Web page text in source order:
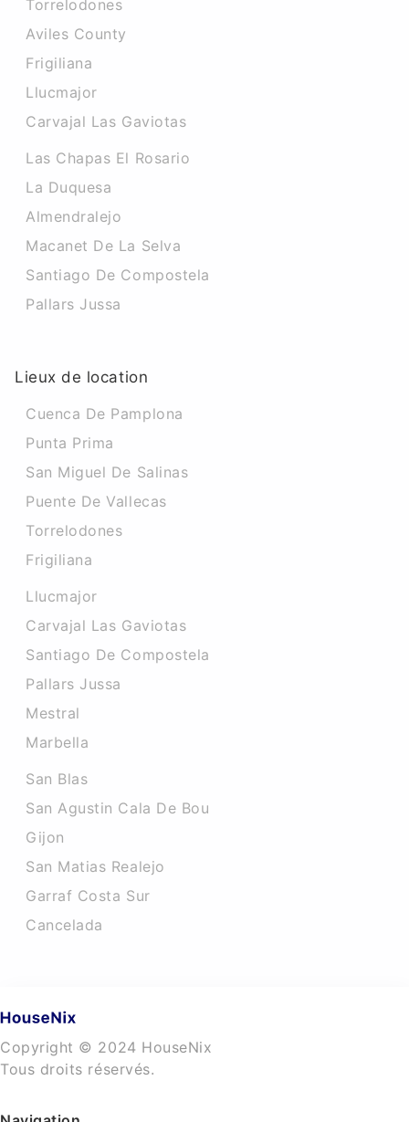
Torrelodones
Aviles County
Frigiliana
Llucmajor
Carvajal Las Gaviotas
Las Chapas El Rosario
La Duquesa
Almendralejo
Macanet De La Selva
Santiago De Compostela
Pallars Jussa
Lieux de location
Cuenca De Pamplona
Punta Prima
San Miguel De Salinas
Puente De Vallecas
Torrelodones
Frigiliana
Llucmajor
Carvajal Las Gaviotas
Santiago De Compostela
Pallars Jussa
Mestral
Marbella
San Blas
San Agustin Cala De Bou
Gijon
San Matias Realejo
Garraf Costa Sur
Cancelada
Copyright © 2024 HouseNix
Tous droits réservés.